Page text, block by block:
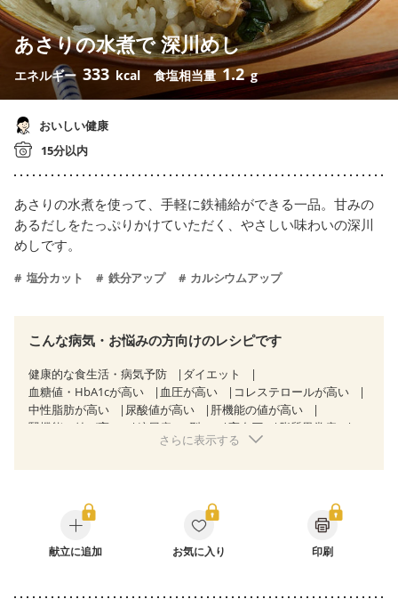
あさりの水煮で 深川めし
エネルギー 333 kcal 食塩相当量 1.2 g
おいしい健康
15分以内
あさりの水煮を使って、手軽に鉄補給ができる一品。甘みの
あるだしをたっぷりかけていただく、やさしい味わいの深川
めしです。
塩分カット 鉄分アップ カルシウムアップ
こんな病気・お悩みの方向けのレシピです
健康的な食生活・病気予防
ダイエット
血糖値・HbA1cが高い
血圧が高い
コレステロールが高い
中性脂肪が高い
尿酸値が高い
肝機能の値が高い
腎機能の値が高い
糖尿病（2型） 高血圧
脂質異常症
狭心症 心筋梗塞
糖尿病性腎症（第１期）
糖尿病性腎症（第２期）
糖尿病性腎症（第３期）
CKD（ステージ１）
CKD（ステージ２）
CKD（ステージ３a）
さらに表示する
献立に追加 お気に入り 印刷